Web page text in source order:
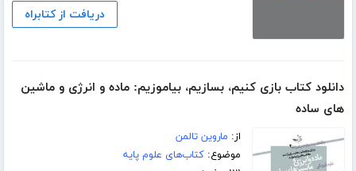
دریافت از کتابراه
دانلود کتاب بازی کنیم، بسازیم، بیاموزیم: ماده و انرژی و ماشین
های ساده
از: ماروین تالمن
موضوع:کتاب‌های علوم پایه